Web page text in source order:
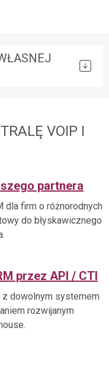
VOIP I
partnera
dla firm o różnorodnych
do błyskawicznego
przez API / CTI
dowolnym systemem
rozwijanym